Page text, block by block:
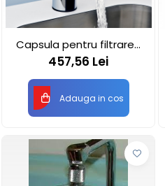
Capsula pentru filtrarea
apei Pall QPoint
457,56 Lei
Adauga in cos